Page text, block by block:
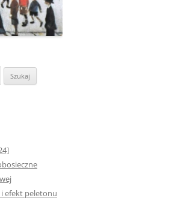
efekt peletonu